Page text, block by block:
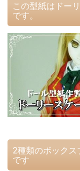
この型紙はドー
です。
2種類のボック
です